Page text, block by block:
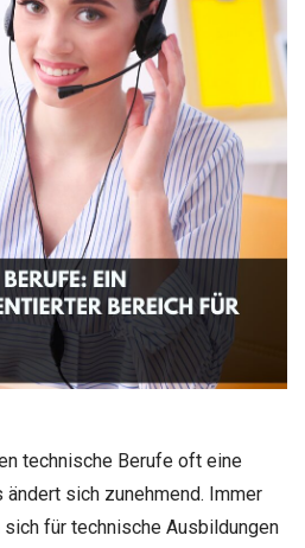
technische Berufe oft eine
ändert sich zunehmend. Immer
für technische Ausbildungen